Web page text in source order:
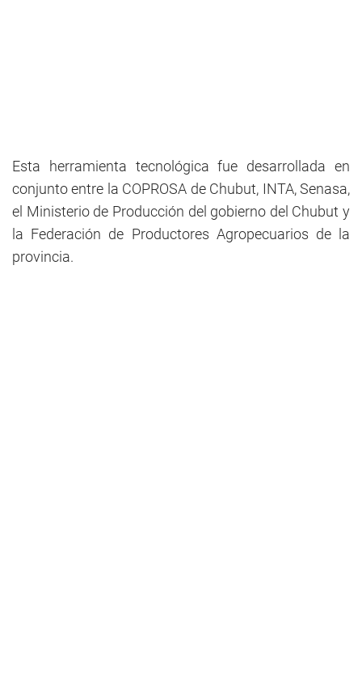
Esta herramienta tecnológica fue desarrollada en
conjunto entre la COPROSA de Chubut, INTA, Senasa,
el Ministerio de Producción del gobierno del Chubut y
la Federación de Productores Agropecuarios de la
provincia.